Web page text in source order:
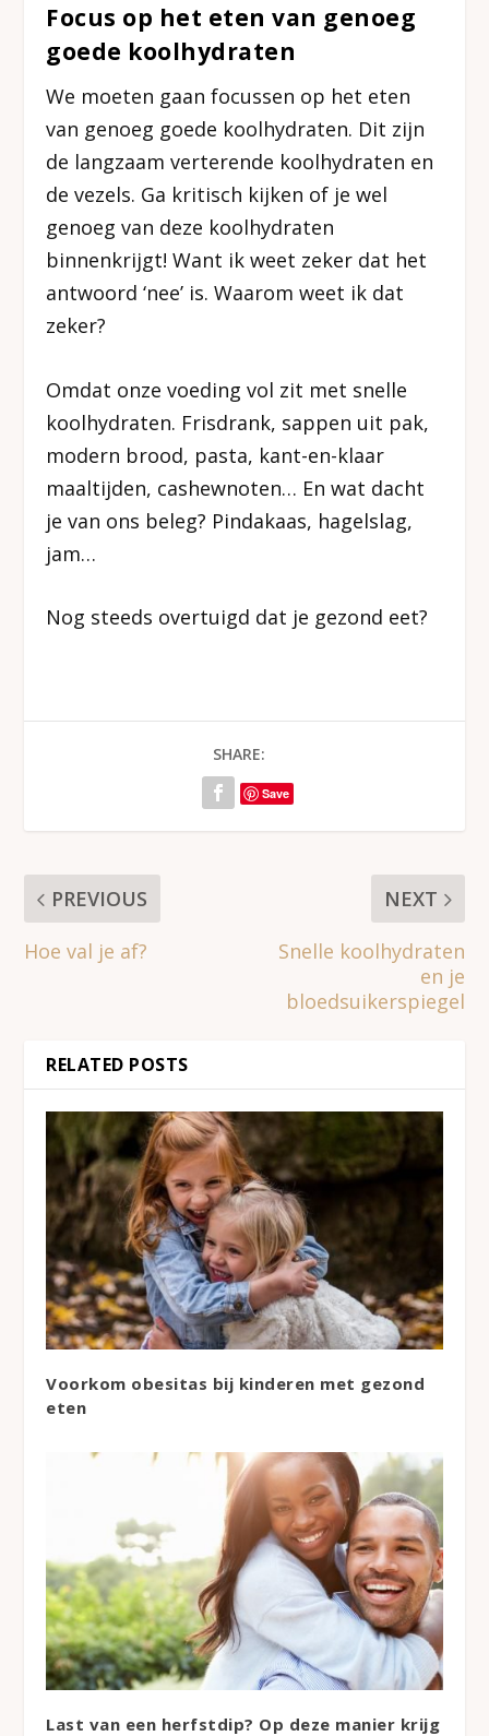
Focus op het eten van genoeg
goede koolhydraten
We moeten gaan focussen op het eten
van genoeg goede koolhydraten. Dit zijn
de langzaam verterende koolhydraten en
de vezels. Ga kritisch kijken of je wel
genoeg van deze koolhydraten
binnenkrijgt! Want ik weet zeker dat het
antwoord ‘nee’ is. Waarom weet ik dat
zeker?
Omdat onze voeding vol zit met snelle
koolhydraten. Frisdrank, sappen uit pak,
modern brood, pasta, kant-en-klaar
maaltijden, cashewnoten… En wat dacht
je van ons beleg? Pindakaas, hagelslag,
jam…
Nog steeds overtuigd dat je gezond eet?
SHARE:
Save
PREVIOUS
Hoe val je af?
NEXT
Snelle koolhydraten
en je
bloedsuikerspiegel
RELATED POSTS
Voorkom obesitas bij kinderen met gezond
eten
Last van een herfstdip? Op deze manier krijg